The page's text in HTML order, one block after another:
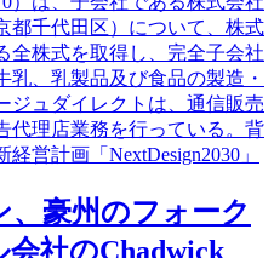
都千代田区）について、株式
全株式を取得し、完全子会社
、乳製品及び食品の製造・
ジュダイレクトは、通信販売
代理店業務を行っている。背
営計画「NextDesign2030」
豪州のフォーク
社のChadwick